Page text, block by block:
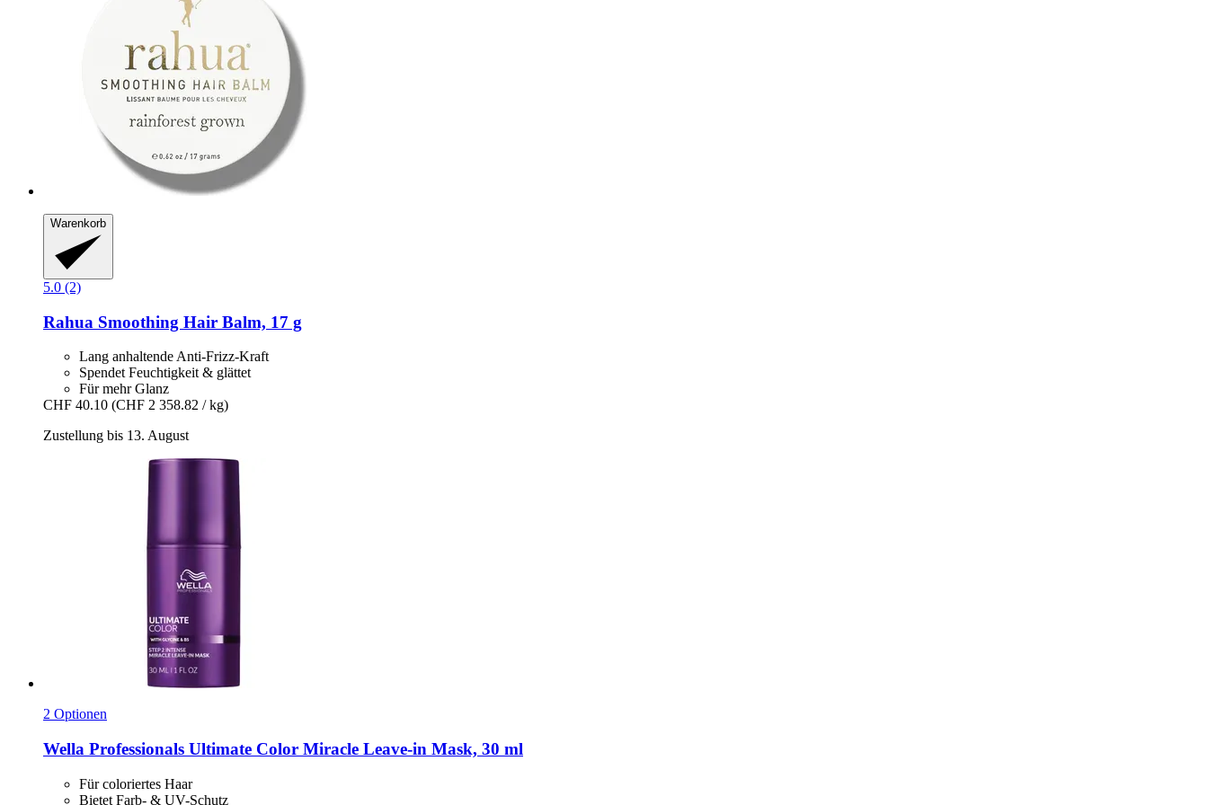
Warenkorb
5.0 (2)
Rahua Smoothing Hair Balm, 17 g
Lang anhaltende Anti-Frizz-Kraft
Spendet Feuchtigkeit & glättet
Für mehr Glanz
CHF 40.10 (CHF 2 358.82 / kg)
Zustellung bis 13. August
2 Optionen
Wella Professionals Ultimate Color Miracle Leave-​in Mask, 30 ml
Für coloriertes Haar
Bietet Farb- & UV-Schutz